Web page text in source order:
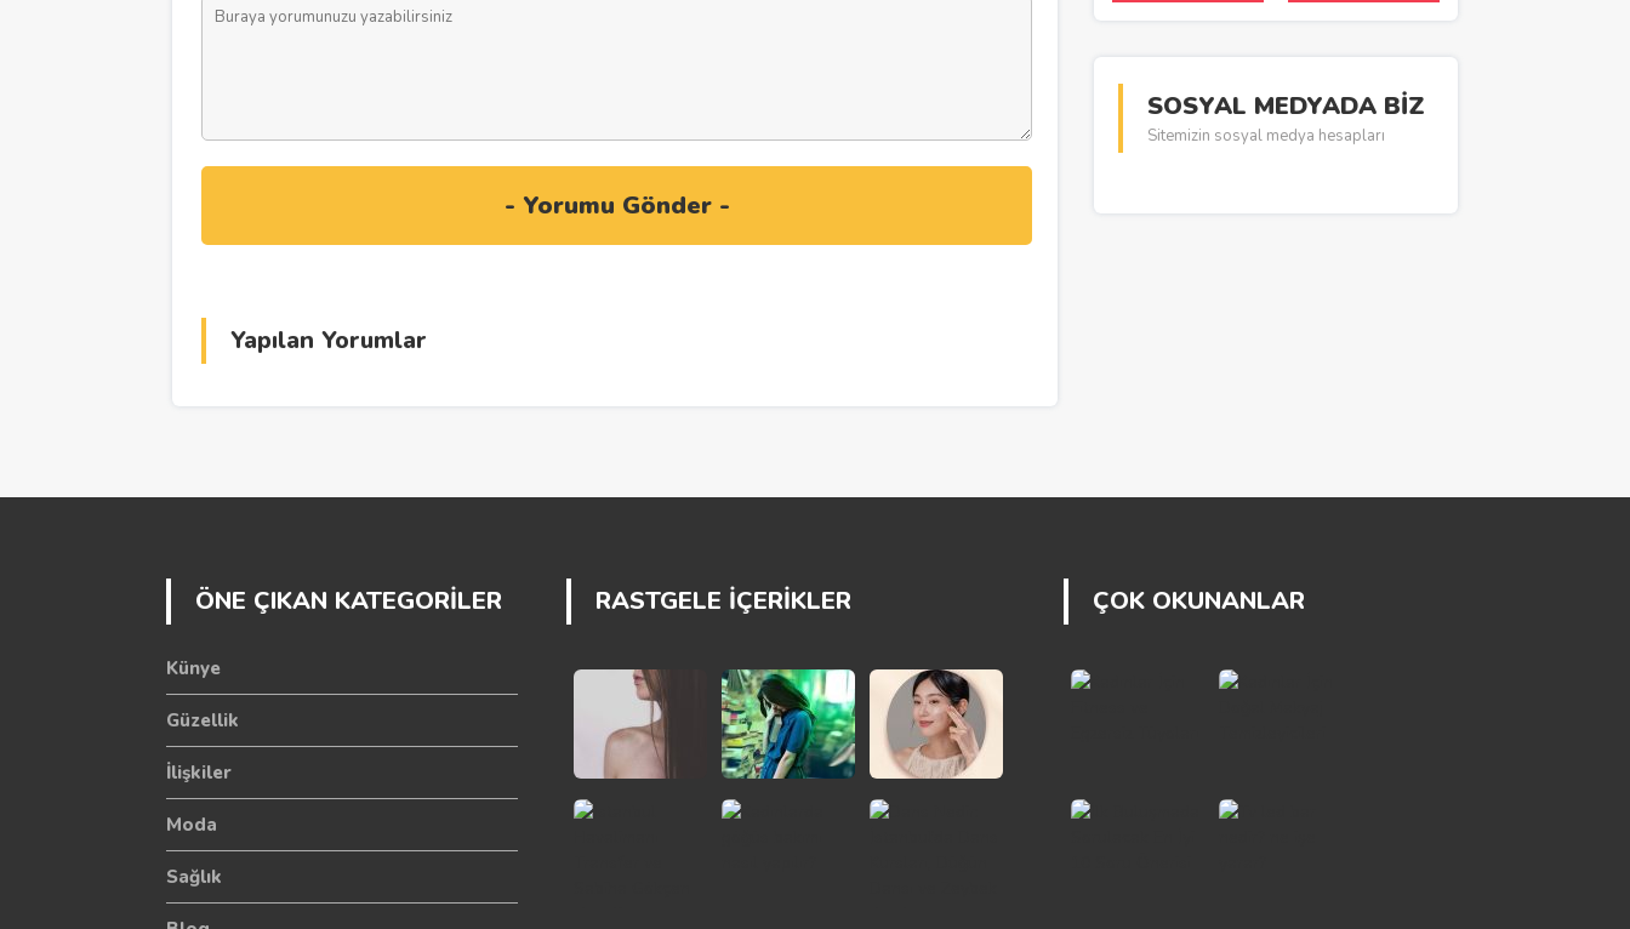
Yapılan Yorumlar
SOSYAL MEDYADA BİZ
Sitemizin sosyal medya hesapları
ÖNE ÇIKAN KATEGORİLER
Künye
Güzellik
İlişkiler
Moda
Sağlık
RASTGELE İÇERİKLER ÇOK OKUNANLAR